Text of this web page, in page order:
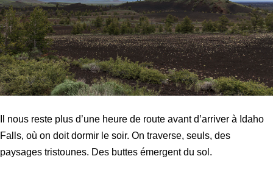
Il nous reste plus d’une heure de route avant d’arriver à Idaho
Falls, où on doit dormir le soir. On traverse, seuls, des
paysages tristounes. Des buttes émergent du sol.